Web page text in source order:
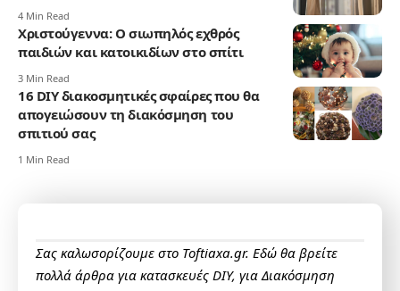
4 Min Read
Χριστούγεννα: Ο σιωπηλός εχθρός
παιδιών και κατοικιδίων στο σπίτι
3 Min Read
16 DIY διακοσμητικές σφαίρες που θα
απογειώσουν τη διακόσμηση του
σπιτιού σας
1 Min Read
Σας καλωσορίζουμε στο Toftiaxa.gr. Εδώ θα βρείτε
πολλά άρθρα για κατασκευές DIY, για Διακόσμηση